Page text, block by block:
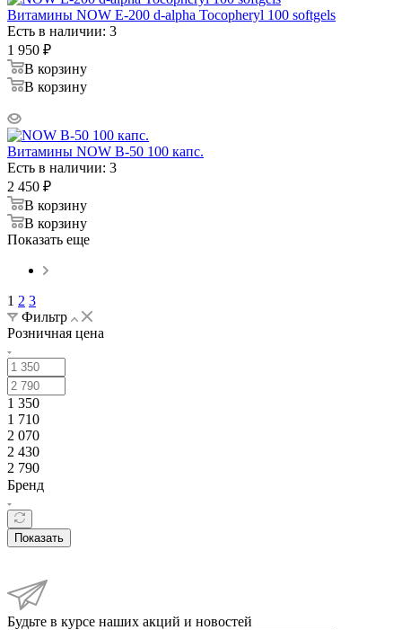
Витамины NOW E-200 d-alpha Tocopheryl 100 softgels
Есть в наличии: 3
1 950 ₽
В корзину
В корзину
Витамины NOW B-50 100 капс.
Есть в наличии: 3
2 450 ₽
В корзину
В корзину
Показать еще
1 2 3
Фильтр
Розничная цена
1 350
1 710
2 070
2 430
2 790
Бренд
Показать
Будьте в курсе наших акций и новостей